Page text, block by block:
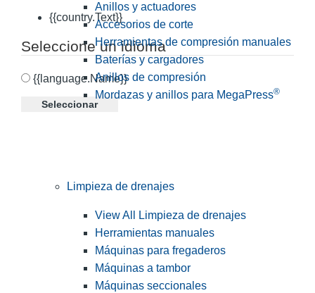
{{country.Text}}
Seleccione un idioma
{{language.Name}}
Seleccionar
Anillos y actuadores
Accesorios de corte
Herramientas de compresión manuales
Baterías y cargadores
Anillos de compresión
Mordazas y anillos para MegaPress®
Limpieza de drenajes
View All Limpieza de drenajes
Herramientas manuales
Máquinas para fregaderos
Máquinas a tambor
Máquinas seccionales